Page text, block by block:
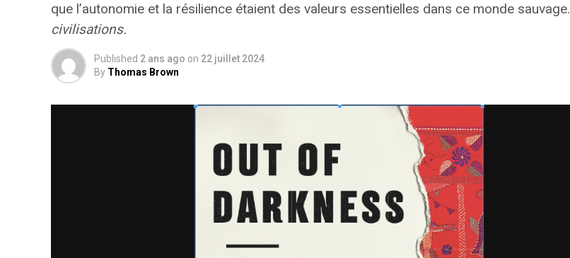
que l’autonomie et la résilience étaient des valeurs essentielles dans ce monde sauvage.
civilisations.
Published 2 ans ago on 22 juillet 2024
By Thomas Brown